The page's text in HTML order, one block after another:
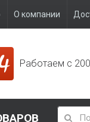
О компании
Работаем с